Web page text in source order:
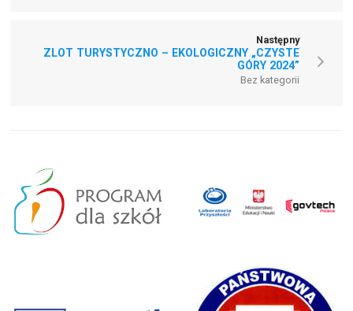
Następny
ZLOT TURYSTYCZNO – EKOLOGICZNY „CZYSTE
GÓRY 2024”
Bez kategorii